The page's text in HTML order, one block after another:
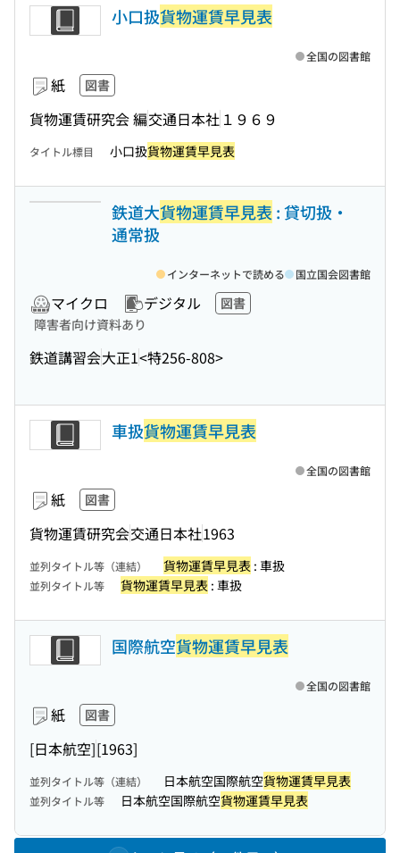
小口扱貨物運賃早見表
紙 図書
貨物運賃研究会 編交通日本社 １９６９
全国の図書館
タイトル標目 小口扱貨物運賃早見表
鉄道大貨物運賃早見表 : 貸切扱・
通常扱
マイクロ デジタル
図書
障害者向け資料あり
鉄道講習会大正1<特256-808>
インターネットで読める 国立国会図書館
車扱貨物運賃早見表
紙 図書
貨物運賃研究会交通日本社1963
全国の図書館
並列タイトル等（連結） 貨物運賃早見表 : 車扱
並列タイトル等 貨物運賃早見表 : 車扱
国際航空貨物運賃早見表
紙 図書
[日本航空][1963]
全国の図書館
並列タイトル等（連結） 日本航空国際航空貨物運賃早見表
並列タイトル等 日本航空国際航空貨物運賃早見表